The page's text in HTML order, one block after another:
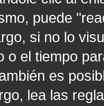
puede
si no lo
o el tiempo
es
lea las